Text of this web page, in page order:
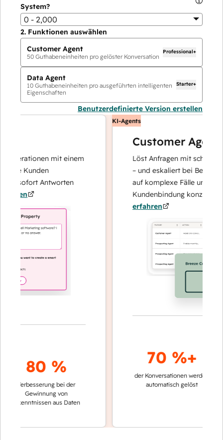
System?
0 - 2,000
2. Funktionen auswählen
Customer Agent
50 Guthabeneinheiten pro gelöster Konversation
Professional+
Data Agent
10 Guthabeneinheiten pro ausgeführten intelligenten
Eigenschaften
Starter+
Benutzerdefinierte Version erstellen
mit einem
Kunden
sofort Antworten
80 %
Verbesserung bei der
Gewinnung von
aus Daten
KI-Agents
Customer Agent
Löst Anfragen mit schnellen,
– und eskaliert bei Bedarf,
auf komplexe Fälle und den
Kundenbindung konzentrieren
erfahren
70 %+
der Konversationen werden
automatisch gelöst